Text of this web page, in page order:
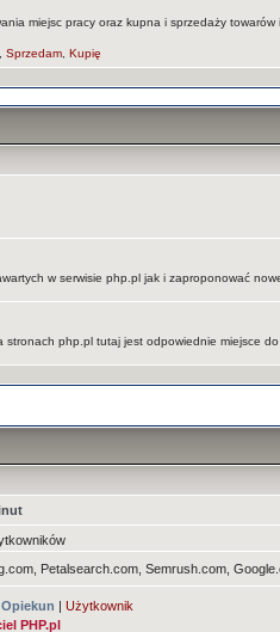
miejsc pracy oraz kupna i sprzedaży
,Sprzedam ,Kupię
w serwisie php.pl jak i zaproponować
stronach php.pl tutaj jest odpowiednie miejsce do
Petalsearch.com, Semrush.com,
Opiekun |Użytkownik
PHP.pl